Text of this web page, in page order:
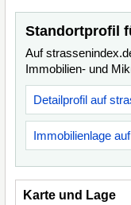
Standortprofil
Auf
Immobilien- und
Detailprofil auf
Immobilienlage
Karte und Lage